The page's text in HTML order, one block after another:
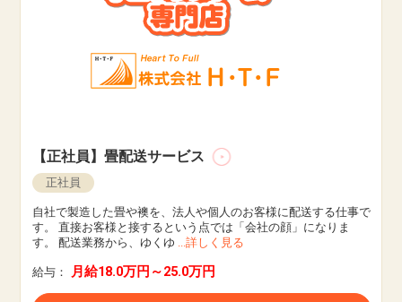
【正社員】畳配送サービス
正社員
自社で製造した畳や襖を、法人や個人のお客様に配送する仕事で
す。 直接お客様と接するという点では「会社の顔」になりま
す。 配送業務から、ゆくゆ
...詳しく見る
給与： 月給18.0万円～25.0万円